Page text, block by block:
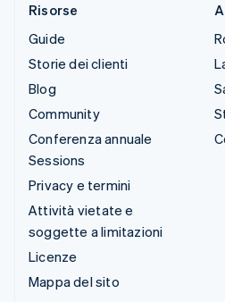
Risorse
Guide
Storie dei clienti
Blog
Community
Conferenza annuale
Sessions
Privacy e termini
Attività vietate e
soggette a limitazioni
Licenze
Mappa del sito